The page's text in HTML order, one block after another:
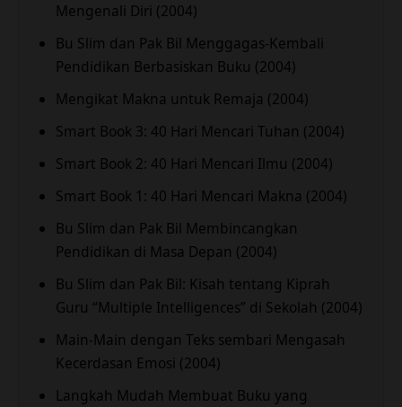
Mengenali Diri (2004)
Bu Slim dan Pak Bil Menggagas-Kembali
Pendidikan Berbasiskan Buku (2004)
Mengikat Makna untuk Remaja (2004)
Smart Book 3: 40 Hari Mencari Tuhan (2004)
Smart Book 2: 40 Hari Mencari Ilmu (2004)
Smart Book 1: 40 Hari Mencari Makna (2004)
Bu Slim dan Pak Bil Membincangkan
Pendidikan di Masa Depan (2004)
Bu Slim dan Pak Bil: Kisah tentang Kiprah
Guru “Multiple Intelligences” di Sekolah (2004)
Main-Main dengan Teks sembari Mengasah
Kecerdasan Emosi (2004)
Langkah Mudah Membuat Buku yang